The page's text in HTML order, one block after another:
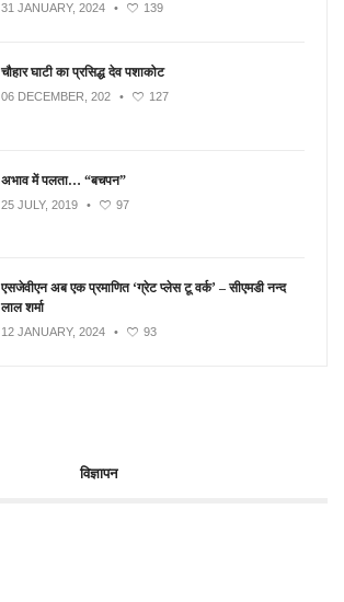
31 JANUARY, 2024 • 139
चौहार घाटी का प्रसिद्ध देव पशाकोट
06 DECEMBER, 202 • 127
अभाव में पलता… “बचपन”
25 JULY, 2019 • 97
एसजेवीएन अब एक प्रमाणित ‘ग्रेट प्लेस टू वर्क’ – सीएमडी नन्द
लाल शर्मा
12 JANUARY, 2024 • 93
विज्ञापन